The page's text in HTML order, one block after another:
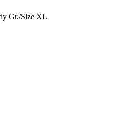
Gr./Size XL